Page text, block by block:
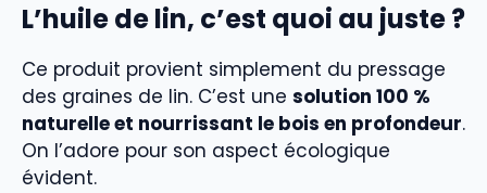
L’huile de lin, c’est quoi au juste ?
Ce produit provient simplement du pressage
des graines de lin. C’est une solution 100 %
naturelle et nourrissant le bois en profondeur.
On l’adore pour son aspect écologique
évident.